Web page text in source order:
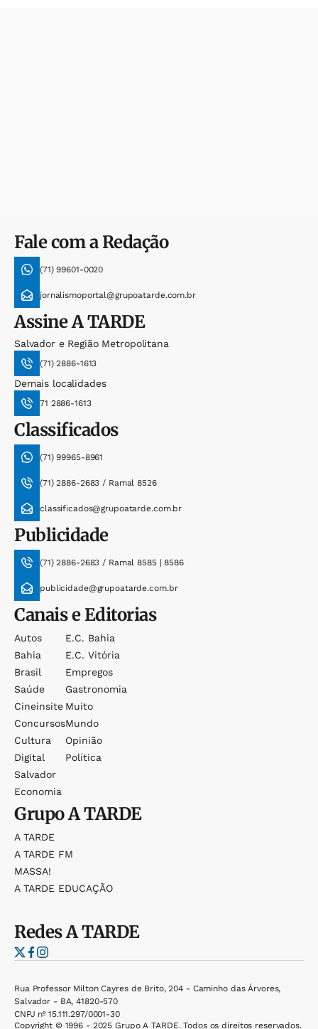
Fale com a Redação
(71) 99601-0020
jornalismoportal@grupoatarde.com.br
AssineA TARDE
Salvador e Região Metropolitana
(71) 2886-1613
Demais localidades
71 2886-1613
Classificados
(71) 99965-8961
(71) 2886-2683 / Ramal 8526
classificados@grupoatarde.com.br
Publicidade
(71) 2886-2683 / Ramal 8585 | 8586
publicidade@grupoatarde.com.br
Canais e Editorias
Autos
Bahia
Brasil
Saúde
Cineinsite
Concursos
Cultura
Digital
Salvador
Economia
E.c. Bahia
E.c. Vitória
Empregos
Gastronomia
Muito
Mundo
Opinião
Política
GrupoA TARDE
A TARDE
A TARDE FM
MASSA!
A TARDE EDUCAÇÃO
RedesA TARDE
Rua Professor Milton Cayres de Brito, 204 - Caminho das Árvores,
Salvador - BA, 41820-570
CNPJ nº 15.111.297/0001-30
Copyright © 1996 - 2025 Grupo A TARDE. Todos os direitos reservados.